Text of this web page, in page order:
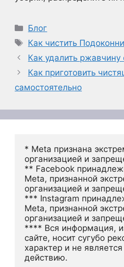
Рубрики
Блог
Метки
Как чистить
Как удалить ржавчину
Как приготовить
самостоятельно
* Meta признана
организацией и
** Facebook
Meta, признанной
организацией и
*** Instagram
Meta, признанной
организацией и
**** Вся информация,
сайте, носит сугубо
характер и не
действию.